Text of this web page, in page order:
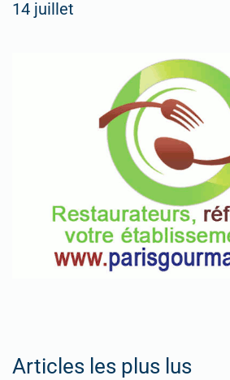
14 juillet
Articles les plus lus